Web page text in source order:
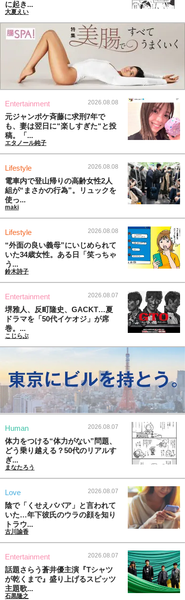
に起き...
大夏えい
Entertainment 2026.08.08
元ジャンポケ斉藤に求刑7年で
も、妻は翌日に“楽しすぎた“と投
稿。「...
エタノール純子
Lifestyle 2026.08.08
電車内で登山帰りの高齢女性2人
組が“まさかの行為”。リュックを
使っ...
maki
Lifestyle 2026.08.08
“外面の良い義母”にいじめられて
いた34歳女性。ある日「笑っちゃ
う...
鈴木詩子
Entertainment 2026.08.07
堺雅人、反町隆史、GACKT…夏
ドラマを「50代イケオジ」が席
巻。...
こじらぶ
Human 2026.08.07
体力をつける“体力がない”問題、
どう乗り越える？50代のリアルす
ぎ...
まなたろう
Love 2026.08.07
陰で「くせえババア」と言われて
いた…年下彼氏のウラの顔を知り
トラウ...
古川諭香
Entertainment 2026.08.07
話題さらう蒼井優主演『Tシャツ
が乾くまで』盛り上げるスピッツ
主題歌...
石黒隆之